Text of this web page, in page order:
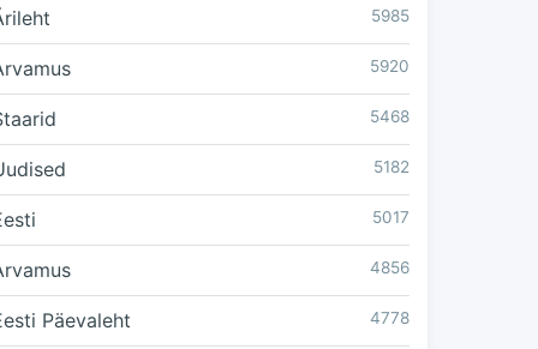
5985
5920
5468
5182
5017
4856
Päevaleht 4778